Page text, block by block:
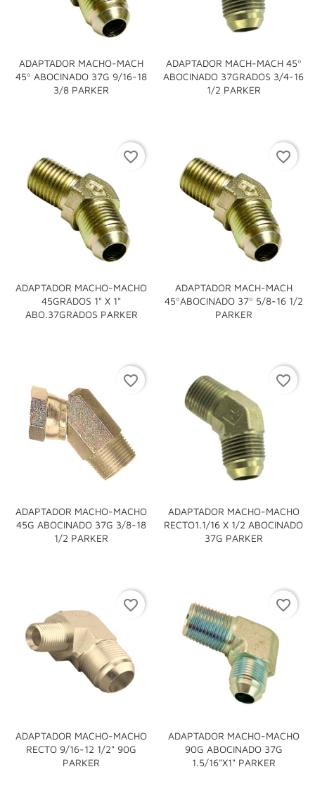
ADAPTADOR MACHO-MACH
45º ABOCINADO 37G 9/16-18
3/8 PARKER
ADAPTADOR MACH-MACH 45º
ABOCINADO 37GRADOS 3/4-16
1/2 PARKER
ADAPTADOR MACHO-MACHO
45GRADOS 1" X 1"
ABO.37GRADOS PARKER
favorite_border
ADAPTADOR MACH-MACH
45ºABOCINADO 37º 5/8-16 1/2
PARKER
favorite_border
ADAPTADOR MACHO-MACHO
45G ABOCINADO 37G 3/8-18
1/2 PARKER
favorite_border
ADAPTADOR MACHO-MACHO
RECTO1.1/16 X 1/2 ABOCINADO
37G PARKER
favorite_border
ADAPTADOR MACHO-MACHO
RECTO 9/16-12 1/2" 90G
PARKER
favorite_border
ADAPTADOR MACHO-MACHO
90G ABOCINADO 37G
1.5/16"x1" PARKER
favorite_border